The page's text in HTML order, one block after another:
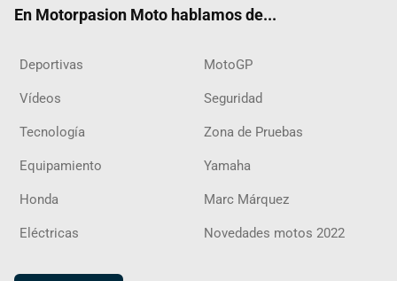
En Motorpasion Moto hablamos de...
Deportivas MotoGP
Vídeos Seguridad
Tecnología Zona de Pruebas
Equipamiento Yamaha
Honda Marc Márquez
Eléctricas Novedades motos 2022